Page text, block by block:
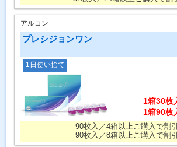
アルコン
プレシジョンワン
1日使い捨て
1箱30枚
1箱90枚
90枚入／4箱以上ご購入で割
90枚入／8箱以上ご購入で割